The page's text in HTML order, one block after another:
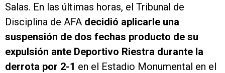
Salas. En las últimas horas, el Tribunal de
Disciplina de AFA decidió aplicarle una
suspensión de dos fechas producto de su
expulsión ante Deportivo Riestra durante la
derrota por 2-1 en el Estadio Monumental en el